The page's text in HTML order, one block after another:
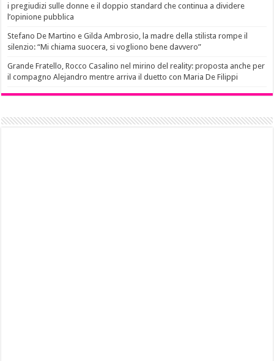
i pregiudizi sulle donne e il doppio standard che continua a dividere
l’opinione pubblica
Stefano De Martino e Gilda Ambrosio, la madre della stilista rompe il
silenzio: “Mi chiama suocera, si vogliono bene davvero”
Grande Fratello, Rocco Casalino nel mirino del reality: proposta anche per
il compagno Alejandro mentre arriva il duetto con Maria De Filippi